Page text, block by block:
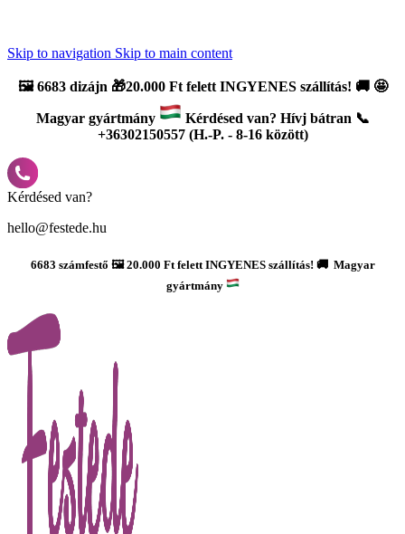
Skip to navigation Skip to main content
🖼️6683 dizájn 🎁20.000 Ft felett INGYENES szállítás! 🚚 🤩
Magyar gyártmány
Kérdésed van? Hívj bátran 📞
+36302150557 (H.-P. - 8-16 között)
Kérdésed van?
hello@festede.hu
6683 számfestő 🖼️ 20.000 Ft felett INGYENES szállítás! 🚚 Magyar
gyártmány